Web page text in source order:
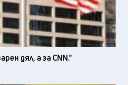
дял, а за CNN."